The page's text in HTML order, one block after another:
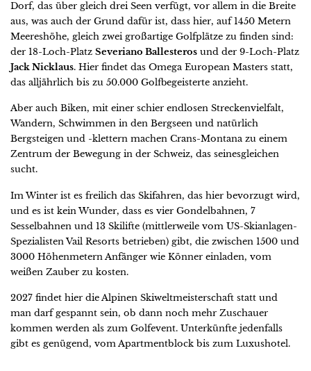
Dorf, das über gleich drei Seen verfügt, vor allem in die Breite
aus, was auch der Grund dafür ist, dass hier, auf 1450 Metern
Meereshöhe, gleich zwei großartige Golfplätze zu finden sind:
der 18-Loch-Platz Severiano Ballesteros und der 9-Loch-Platz
Jack Nicklaus. Hier findet das Omega European Masters statt,
das alljährlich bis zu 50.000 Golfbegeisterte anzieht.
Aber auch Biken, mit einer schier endlosen Streckenvielfalt,
Wandern, Schwimmen in den Bergseen und natürlich
Bergsteigen und -klettern machen Crans-Montana zu einem
Zentrum der Bewegung in der Schweiz, das seinesgleichen
sucht.
Im Winter ist es freilich das Skifahren, das hier bevorzugt wird,
und es ist kein Wunder, dass es vier Gondelbahnen, 7
Sesselbahnen und 13 Skilifte (mittlerweile vom US-Skianlagen-
Spezialisten Vail Resorts betrieben) gibt, die zwischen 1500 und
3000 Höhenmetern Anfänger wie Könner einladen, vom
weißen Zauber zu kosten.
2027 findet hier die Alpinen Skiweltmeisterschaft statt und
man darf gespannt sein, ob dann noch mehr Zuschauer
kommen werden als zum Golfevent. Unterkünfte jedenfalls
gibt es genügend, vom Apartmentblock bis zum Luxushotel.